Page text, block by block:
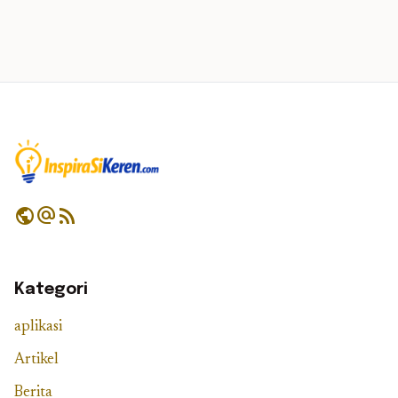
publicalternate_emailrss_feed
Kategori
aplikasi
Artikel
Berita